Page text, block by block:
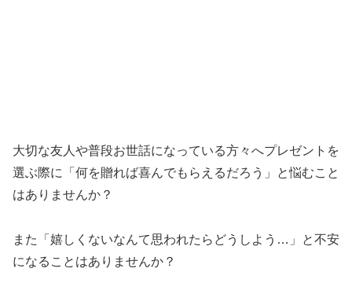
大切な友人や普段お世話になっている方々へプレゼントを
選ぶ際に「何を贈れば喜んでもらえるだろう」と悩むこと
はありませんか？
また「嬉しくないなんて思われたらどうしよう…」と不安
になることはありませんか？